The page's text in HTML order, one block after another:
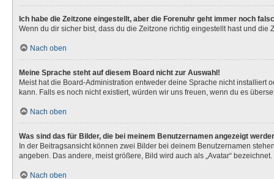
Ich habe die Zeitzone eingestellt, aber die Forenuhr geht immer noch
Wenn du dir sicher bist, dass du die Zeitzone richtig eingestellt hast und
Nach oben
Meine Sprache steht auf diesem Board nicht zur Auswahl!
Meist hat die Board-Administration entweder deine Sprache nicht installiert
kann. Falls es noch nicht existiert, würden wir uns freuen, wenn du es
Nach oben
Was sind das für Bilder, die bei meinem Benutzernamen angezeigt
In der Beitragsansicht können zwei Bilder bei deinem Benutzernamen
angeben. Das andere, meist größere, Bild wird auch als „Avatar“
Nach oben